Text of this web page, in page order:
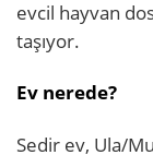
evcil hayvan
taşıyor.
Ev nerede?
Sedir ev, Ula/